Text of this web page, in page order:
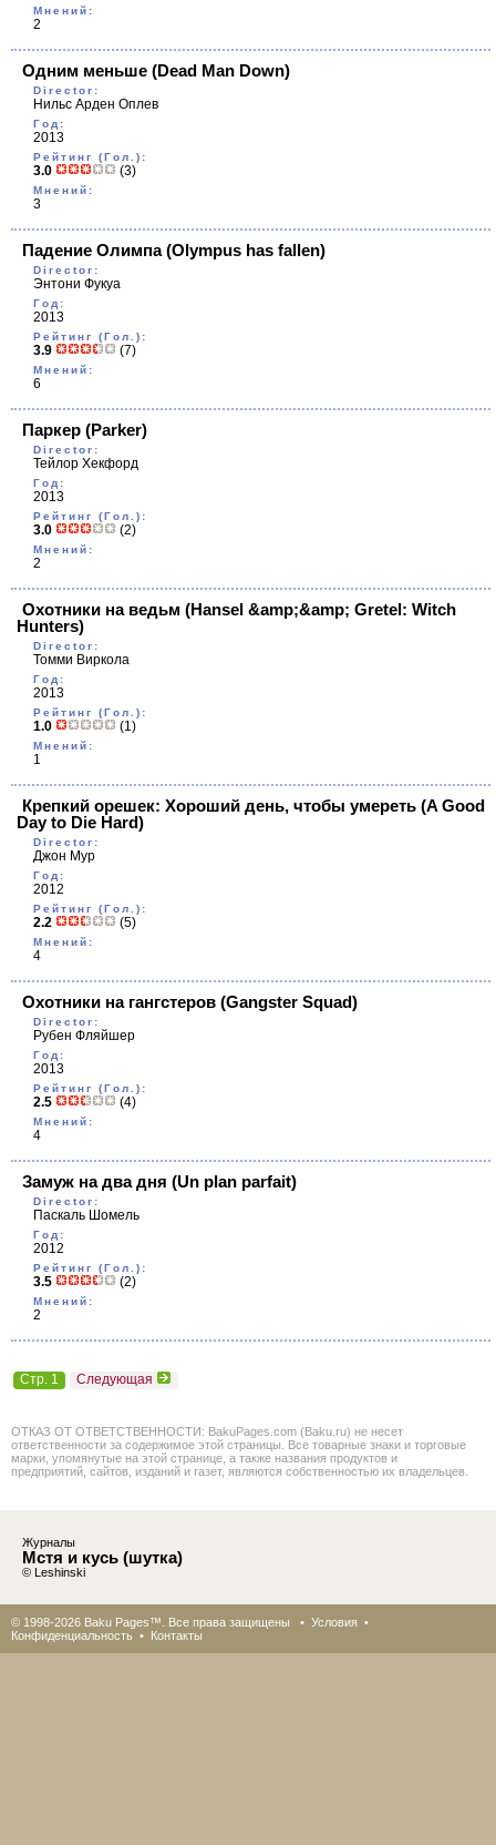
Мнений:
2
Одним меньше (Dead Man Down)
Director:
Нильс Арден Оплев
Год:
2013
Рейтинг (Гол.):
3.0 (3)
Мнений:
3
Падение Олимпа(Olympus has fallen)
Director:
Энтони Фукуа
Год:
2013
Рейтинг (Гол.):
3.9 (7)
Мнений:
6
Паркер (Parker)
Director:
Тейлор Хекфорд
Год:
2013
Рейтинг (Гол.):
3.0 (2)
Мнений:
2
Охотники на ведьм (Hansel &amp;&amp; Gretel: Witch
Hunters)
Director:
Томми Виркола
Год:
2013
Рейтинг (Гол.):
1.0 (1)
Мнений:
1
Крепкий орешек: Хороший день, чтобы умереть (A Good
Day to Die Hard)
Director:
Джон Мур
Год:
2012
Рейтинг (Гол.):
2.2 (5)
Мнений:
4
Охотники на гангстеров (Gangster Squad)
Director:
Рубен Фляйшер
Год:
2013
Рейтинг (Гол.):
2.5 (4)
Мнений:
4
Замуж на два дня (Un plan parfait)
Director:
Паскаль Шомель
Год:
2012
Рейтинг (Гол.):
3.5 (2)
Мнений:
2
Стр. 1 Следующая
ОТКАЗ ОТ ОТВЕТСТВЕННОСТИ: BakuPages.com (Baku.ru) не несет
ответственности за содержимое этой страницы. Все товарные знаки и торговые
марки, упомянутые на этой странице, а также названия продуктов и
предприятий, сайтов, изданий и газет, являются собственностью их владельцев.
Журналы
Мстя и кусь (шутка)
© Leshinski
© 1998-2026 Baku Pages™. Все права защищены • Условия •
Конфиденциальность • Контакты